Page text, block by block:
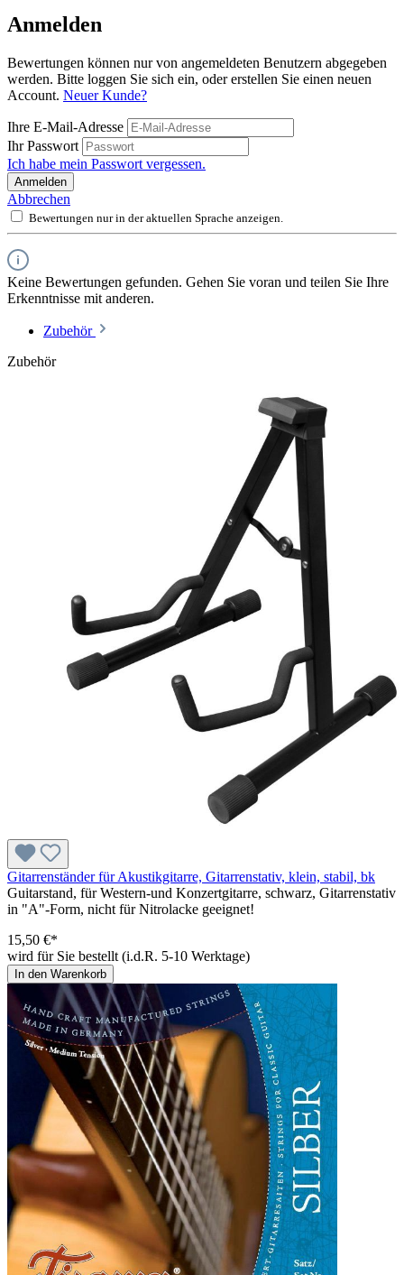
Anmelden
Bewertungen können nur von angemeldeten Benutzern abgegeben
werden. Bitte loggen Sie sich ein, oder erstellen Sie einen neuen
Account. Neuer Kunde?
Ihre E-Mail-Adresse
Ihr Passwort
Ich habe mein Passwort vergessen.
Anmelden
Abbrechen
Bewertungen nur in der aktuellen Sprache anzeigen.
Keine Bewertungen gefunden. Gehen Sie voran und teilen Sie Ihre
Erkenntnisse mit anderen.
Zubehör
Zubehör
Gitarrenständer für Akustikgitarre, Gitarrenstativ, klein, stabil, bk
Guitarstand, für Western-und Konzertgitarre, schwarz, Gitarrenstativ
in "A"-Form, nicht für Nitrolacke geeignet!
15,50 €*
wird für Sie bestellt (i.d.R. 5-10 Werktage)
In den Warenkorb